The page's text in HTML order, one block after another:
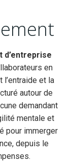
d’entreprise
en
et la
autour de
demandant
mentale et
pour immerger
depuis le